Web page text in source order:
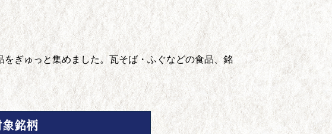
ぎゅっと集めました。瓦そば・ふぐなどの食品、銘
銘柄